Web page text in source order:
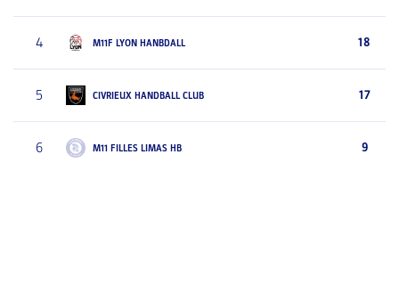
4 M11F LYON HANBDALL 18
5 CIVRIEUX HANDBALL CLUB 17
6 M11 FILLES LIMAS HB 9